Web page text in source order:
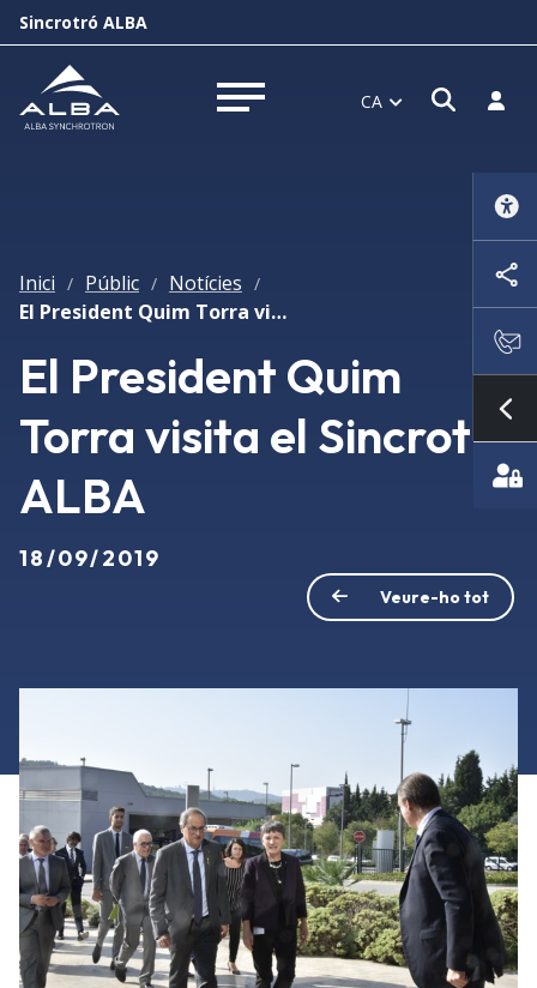
Sincrotró ALBA
Obrir menú CA Obrir
Inici / Públic / Notícies /
El President Quim Torra visita el Sincrotró ALBA
El President Quim
Torra visita el Sincrotró
ALBA
18/09/2019
Veure-ho tot